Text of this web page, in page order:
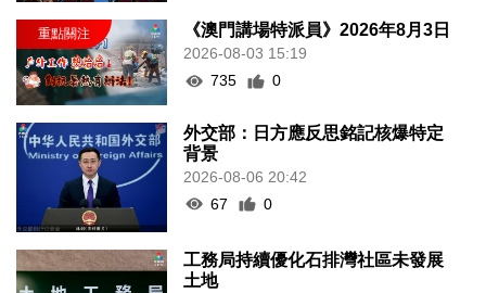
《澳門講場特派員》2026年8月3日
2026-08-03 15:19
735
0
外交部：日方應反思銘記核爆特定
背景
2026-08-06 20:42
67
0
工務局持續優化石排灣社區未發展
土地